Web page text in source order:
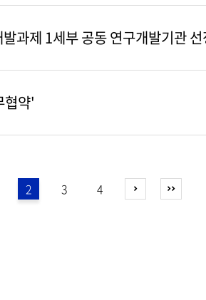
과제 1세부 공동 연구개발기관 선
협약'
2 3 4